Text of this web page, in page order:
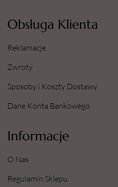
Obsługa Klienta
Reklamacje
Zwroty
Sposoby i Koszty Dostawy
Dane Konta Bankowego
Informacje
O Nas
Regulamin Sklepu